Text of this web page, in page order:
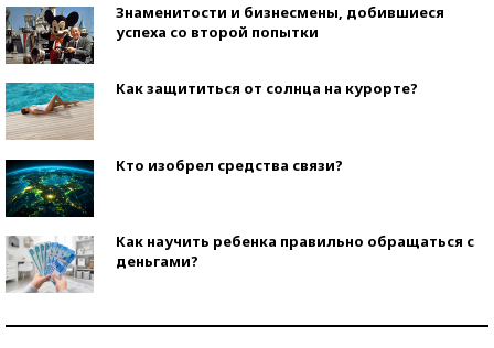
Знаменитости и бизнесмены, добившиеся
успеха со второй попытки
Как защититься от солнца на курорте?
Кто изобрел средства связи?
Как научить ребенка правильно обращаться с
деньгами?